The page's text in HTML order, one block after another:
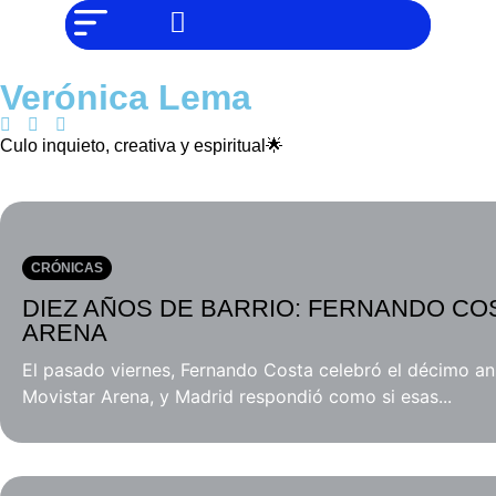
Entrevistas
Foodie
Cultura
Barras
Mes
Música
PERO IGUAL
Verónica Lema
Culo inquieto, creativa y espiritual🌟
CRÓNICAS
DIEZ AÑOS DE BARRIO: FERNANDO
ARENA
El pasado viernes, Fernando Costa celebró el décimo
Movistar Arena, y Madrid respondió como si esas...